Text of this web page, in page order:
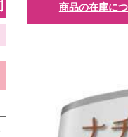
商品の在庫に